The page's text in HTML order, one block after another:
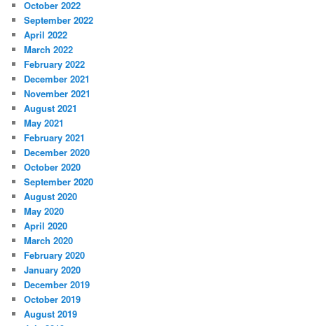
October 2022
September 2022
April 2022
March 2022
February 2022
December 2021
November 2021
August 2021
May 2021
February 2021
December 2020
October 2020
September 2020
August 2020
May 2020
April 2020
March 2020
February 2020
January 2020
December 2019
October 2019
August 2019